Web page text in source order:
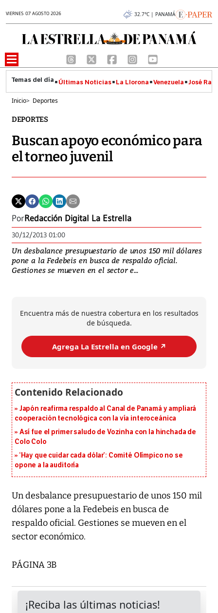
VIERNES 07 AGOSTO 2026 32.7°C | PANAMÁ
Últimas Noticias La Llorona Venezuela José
Inicio> Deportes
DEPORTES
Buscan apoyo económico para
el torneo juvenil
PorRedacción Digital La Estrella
30/12/2013 01:00
Un desbalance presupuestario de unos 150 mil dólares
pone a la Fedebeis en busca de respaldo oficial.
Gestiones se mueven en el sector e...
Encuentra más de nuestra cobertura en los resultados
de búsqueda.
Agrega La Estrella en Google ↗️
Japón reafirma respaldo al Canal de Panamá y ampliará
cooperación tecnológica con la vía interoceánica
Así fue el primer saludo de Vozinha con la hinchada de
Colo Colo
‘Hay que cuidar cada dólar’: Comité Olímpico no se
opone a la auditoría
Un desbalance presupuestario de unos 150 mil
dólares pone a la Fedebeis en busca de
respaldo oficial. Gestiones se mueven en el
sector económico.
PÁGINA 3B